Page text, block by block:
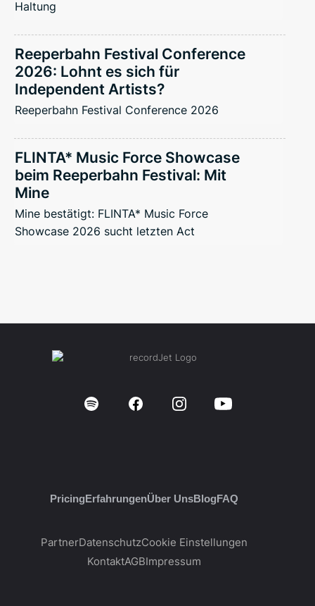
Haltung
Reeperbahn Festival Conference
2026: Lohnt es sich für
Independent Artists?
Reeperbahn Festival Conference 2026
FLINTA* Music Force Showcase
beim Reeperbahn Festival: Mit
Mine
Mine bestätigt: FLINTA* Music Force
Showcase 2026 sucht letzten Act
PricingErfahrungenÜber UnsBlogFAQ
PartnerDatenschutzCookie Einstellungen
KontaktAGBImpressum